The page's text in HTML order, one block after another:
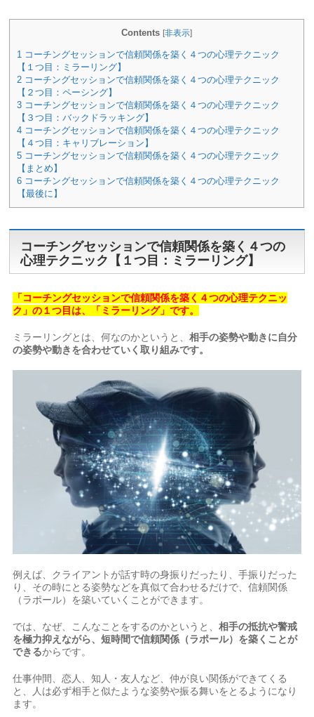
Contents [非表示]
1 コーチングセッションで信頼関係を築く４つの心理テクニック
【１つ目：ミラーリング】
2 コーチングセッションで信頼関係を築く４つの心理テクニック
【２つ目：ペーシング】
3 コーチングセッションで信頼関係を築く４つの心理テクニック
【３つ目：バックドラッキング】
4 コーチングセッションで信頼関係を築く４つの心理テクニック
【４つ目：キャリブレーション】
5 コーチングセッションで信頼関係を築く４つの心理テクニック
【まとめ】
6 コーチングセッションで信頼関係を築く４つの心理テクニック
【最後に】
コーチングセッションで信頼関係を築く４つの
心理テクニック【１つ目：ミラーリング】
「コーチングセッションで信頼関係を築く４つの心理テクニッ
ク」の１つ目は、「ミラーリング」です。
ミラーリングとは、何なのかというと、相手の姿勢や動きに自分
の姿勢や動きを合わせていく取り組みです。
例えば、クライアントが話す時の身振りだったり、手振りだった
り、その時にとる姿勢などを真似て合わせるだけで、信頼関係
（ラポール）を築いていくことができます。
では、なぜ、こんなことをするのかというと、相手の抵抗や警戒
を極力抑えながら、短時間で信頼関係（ラポール）を築くことが
できるからです。
仕事仲間、恋人、知人・友人など、仲が良い関係ができてくる
と、人は必ず相手と似たような姿勢や振る舞いをとるようになり
ます。